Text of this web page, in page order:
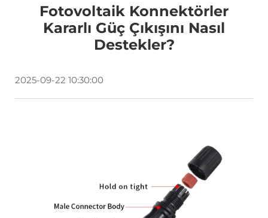
Fotovoltaik Konnektörler
Kararlı Güç Çıkışını Nasıl
Destekler?
2025-09-22 10:30:00